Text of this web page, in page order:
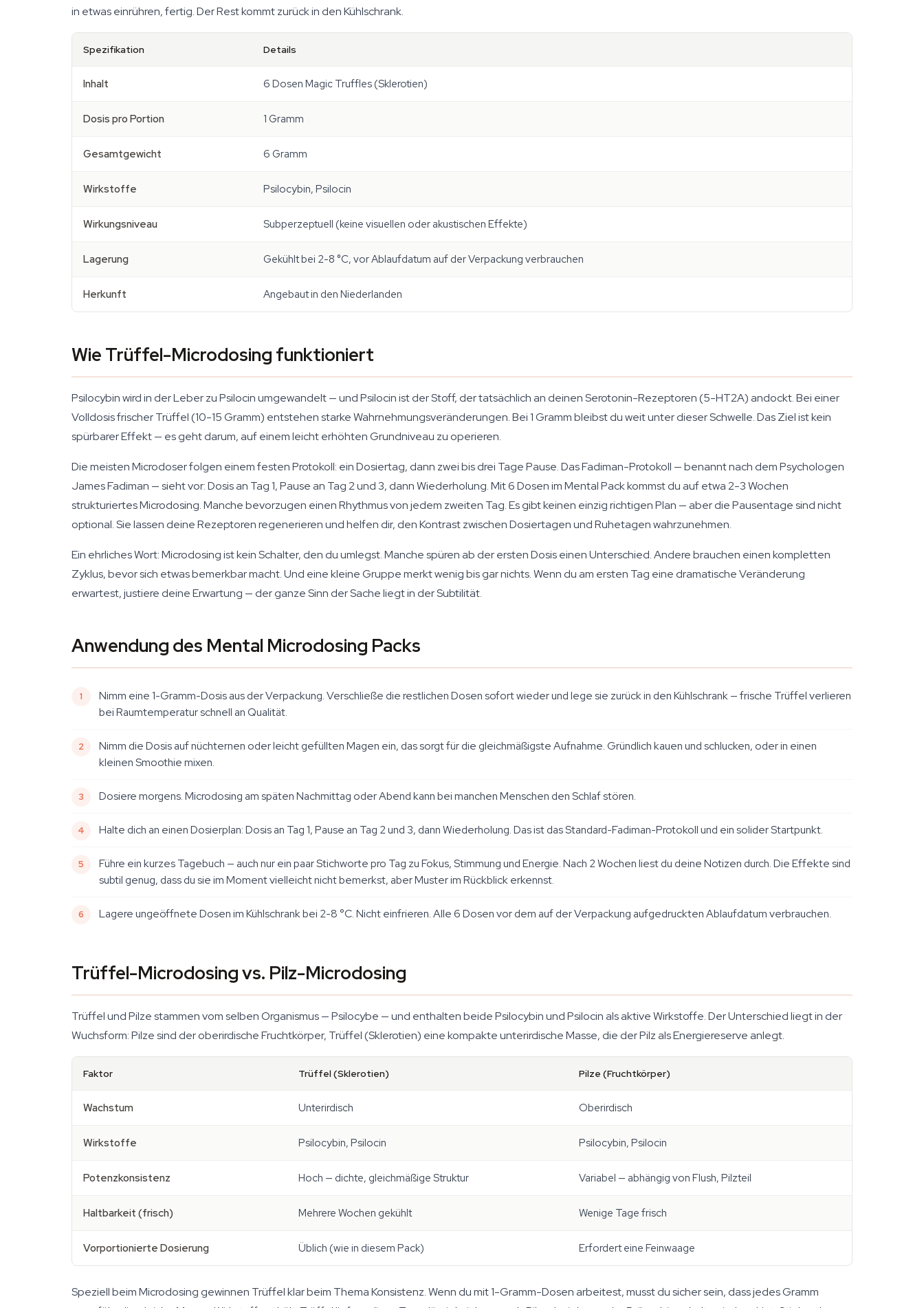
in etwas einrühren, fertig. Der Rest kommt zurück in den Kühlschrank.
Spezifikation Details
Inhalt 6 Dosen Magic Truffles (Sklerotien)
Dosis pro Portion 1 Gramm
Gesamtgewicht 6 Gramm
Wirkstoffe Psilocybin, Psilocin
Wirkungsniveau Subperzeptuell (keine visuellen oder akustischen Effekte)
Lagerung Gekühlt bei 2-8 °C, vor Ablaufdatum auf der Verpackung verbrauchen
Herkunft Angebaut in den Niederlanden
Wie Trüffel-Microdosing funktioniert
Psilocybin wird in der Leber zu Psilocin umgewandelt — und Psilocin ist der Stoff, der tatsächlich an deinen Serotonin-Rezeptoren (5-HT2A) andockt. Bei einer
Volldosis frischer Trüffel (10-15 Gramm) entstehen starke Wahrnehmungsveränderungen. Bei 1 Gramm bleibst du weit unter dieser Schwelle. Das Ziel ist kein
spürbarer Effekt — es geht darum, auf einem leicht erhöhten Grundniveau zu operieren.
Die meisten Microdoser folgen einem festen Protokoll: ein Dosiertag, dann zwei bis drei Tage Pause. Das Fadiman-Protokoll — benannt nach dem Psychologen
James Fadiman — sieht vor: Dosis an Tag 1, Pause an Tag 2 und 3, dann Wiederholung. Mit 6 Dosen im Mental Pack kommst du auf etwa 2-3 Wochen
strukturiertes Microdosing. Manche bevorzugen einen Rhythmus von jedem zweiten Tag. Es gibt keinen einzig richtigen Plan — aber die Pausentage sind nicht
optional. Sie lassen deine Rezeptoren regenerieren und helfen dir, den Kontrast zwischen Dosiertagen und Ruhetagen wahrzunehmen.
Ein ehrliches Wort: Microdosing ist kein Schalter, den du umlegst. Manche spüren ab der ersten Dosis einen Unterschied. Andere brauchen einen kompletten
Zyklus, bevor sich etwas bemerkbar macht. Und eine kleine Gruppe merkt wenig bis gar nichts. Wenn du am ersten Tag eine dramatische Veränderung
erwartest, justiere deine Erwartung — der ganze Sinn der Sache liegt in der Subtilität.
Anwendung des Mental Microdosing Packs
Nimm eine 1-Gramm-Dosis aus der Verpackung. Verschließe die restlichen Dosen sofort wieder und lege sie zurück in den Kühlschrank — frische Trüffel verlieren
bei Raumtemperatur schnell an Qualität.
Nimm die Dosis auf nüchternen oder leicht gefüllten Magen ein, das sorgt für die gleichmäßigste Aufnahme. Gründlich kauen und schlucken, oder in einen
kleinen Smoothie mixen.
Dosiere morgens. Microdosing am späten Nachmittag oder Abend kann bei manchen Menschen den Schlaf stören.
Halte dich an einen Dosierplan: Dosis an Tag 1, Pause an Tag 2 und 3, dann Wiederholung. Das ist das Standard-Fadiman-Protokoll und ein solider Startpunkt.
Führe ein kurzes Tagebuch — auch nur ein paar Stichworte pro Tag zu Fokus, Stimmung und Energie. Nach 2 Wochen liest du deine Notizen durch. Die Effekte sind
subtil genug, dass du sie im Moment vielleicht nicht bemerkst, aber Muster im Rückblick erkennst.
Lagere ungeöffnete Dosen im Kühlschrank bei 2-8 °C. Nicht einfrieren. Alle 6 Dosen vor dem auf der Verpackung aufgedruckten Ablaufdatum verbrauchen.
Trüffel-Microdosing vs. Pilz-Microdosing
Trüffel und Pilze stammen vom selben Organismus — Psilocybe — und enthalten beide Psilocybin und Psilocin als aktive Wirkstoffe. Der Unterschied liegt in der
Wuchsform: Pilze sind der oberirdische Fruchtkörper, Trüffel (Sklerotien) eine kompakte unterirdische Masse, die der Pilz als Energiereserve anlegt.
Faktor Trüffel (Sklerotien) Pilze (Fruchtkörper)
Wachstum Unterirdisch Oberirdisch
Wirkstoffe Psilocybin, Psilocin Psilocybin, Psilocin
Potenzkonsistenz Hoch — dichte, gleichmäßige Struktur Variabel — abhängig von Flush, Pilzteil
Haltbarkeit (frisch) Mehrere Wochen gekühlt Wenige Tage frisch
Vorportionierte Dosierung Üblich (wie in diesem Pack) Erfordert eine Feinwaage
Speziell beim Microdosing gewinnen Trüffel klar beim Thema Konsistenz. Wenn du mit 1-Gramm-Dosen arbeitest, musst du sicher sein, dass jedes Gramm